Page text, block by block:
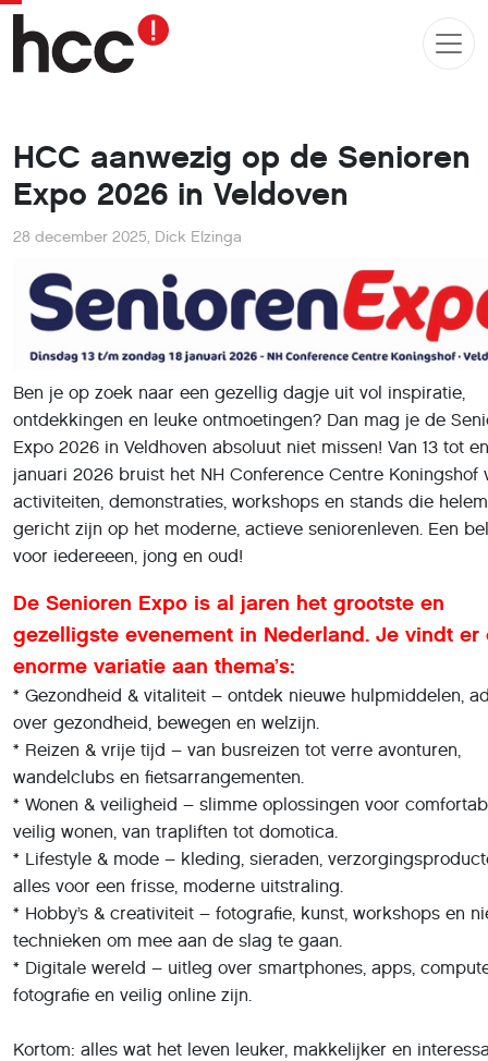
HCC aanwezig op de Senioren
Expo 2026 in Veldoven
28 december 2025, Dick Elzinga
Ben je op zoek naar een gezellig dagje uit vol inspiratie,
ontdekkingen en leuke ontmoetingen? Dan mag je de
Expo 2026 in Veldhoven absoluut niet missen! Van 13 tot
januari 2026 bruist het NH Conference Centre Koningshof
activiteiten, demonstraties, workshops en stands die
gericht zijn op het moderne, actieve seniorenleven. Een
voor iedereeen, jong en oud!
De Senioren Expo is al jaren het grootste en
gezelligste evenement in Nederland. Je vindt er
enorme variatie aan thema’s:
* Gezondheid & vitaliteit – ontdek nieuwe hulpmiddelen,
over gezondheid, bewegen en welzijn.
* Reizen & vrije tijd – van busreizen tot verre avonturen,
wandelclubs en fietsarrangementen.
* Wonen & veiligheid – slimme oplossingen voor
veilig wonen, van trapliften tot domotica.
* Lifestyle & mode – kleding, sieraden,
alles voor een frisse, moderne uitstraling.
* Hobby’s & creativiteit – fotografie, kunst, workshops en
technieken om mee aan de slag te gaan.
* Digitale wereld – uitleg over smartphones, apps,
fotografie en veilig online zijn.
Kortom: alles wat het leven leuker, makkelijker en